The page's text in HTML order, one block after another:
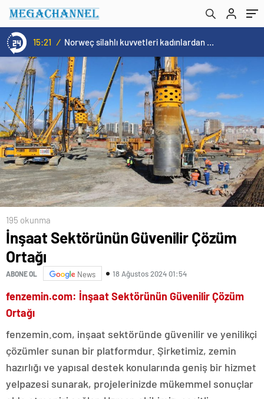
15:20 / Cristiano Ronaldo’nun akıllara zarar tüm kariyerinin istatistiğini çıkardık !
195 okunma
İnşaat Sektörünün Güvenilir Çözüm
Ortağı
ABONE OL News 18 Ağustos 2024 01:54
fenzemin.com: İnşaat Sektörünün Güvenilir Çözüm
Ortağı
fenzemin.com, inşaat sektöründe güvenilir ve yenilikçi
çözümler sunan bir platformdur. Şirketimiz, zemin
hazırlığı ve yapısal destek konularında geniş bir hizmet
yelpazesi sunarak, projelerinizde mükemmel sonuçlar